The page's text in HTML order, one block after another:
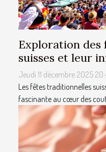
Exploration
suisses et leur
Jeudi 11 décembre 2025
Les fêtes traditionnelles
fascinante au cœur des